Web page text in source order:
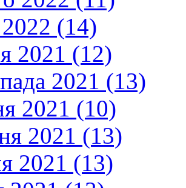
2022 (14)
2021 (12)
2021 (13)
2021 (10)
2021 (13)
2021 (13)